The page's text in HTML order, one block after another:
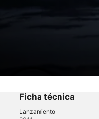
Fuente ovejuna
Reality
Ficha técnica
Lanzamiento